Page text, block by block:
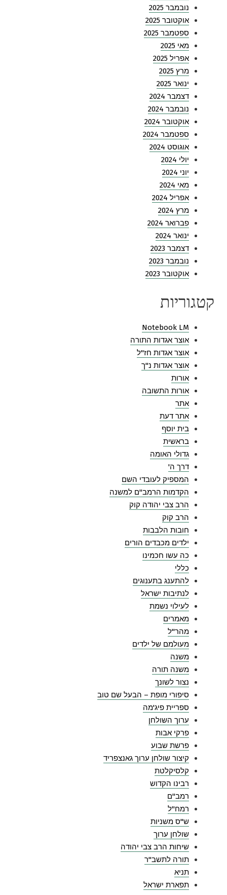
נובמבר 2025
אוקטובר 2025
ספטמבר 2025
מאי 2025
אפריל 2025
מרץ 2025
ינואר 2025
דצמבר 2024
נובמבר 2024
אוקטובר 2024
ספטמבר 2024
אוגוסט 2024
יולי 2024
יוני 2024
מאי 2024
אפריל 2024
מרץ 2024
פברואר 2024
ינואר 2024
דצמבר 2023
נובמבר 2023
אוקטובר 2023
קטגוריות
Notebook LM
אוצר אגדות התורה
אוצר אגדות חז"ל
אוצר אגדות נ"ך
אורות
אורות התשובה
אתר
אתר דעת
בית יוסף
בראשית
גדולי האומה
דרך ה'
המספיק לעובדי השם
הקדמות הרמב"ם למשנה
הרב צבי יהודה קוק
הרב קוק
חובות הלבבות
ילדים מכבדים הורים
כה עשו חכמינו
כללי
להתענג בתענוגים
לנתיבות ישראל
לעילוי נשמת
מאמרים
מהר"ל
מעולמם של ילדים
משנה
משנה תורה
נצור לשונך
סיפורי מופת – הבעל שם טוב
ספריית פיג'מה
ערוך השולחן
פרקי אבות
פרשת שבוע
קיצור שולחן ערוך גאנצפריד
קלסיקלטת
רבינו הקדוש
רמב"ם
רמח"ל
ש"ס משניות
שולחן ערוך
שיחות הרב צבי יהודה
תורה לתשב"ר
תניא
תפארת ישראל